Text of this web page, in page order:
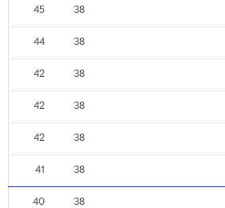
38
45
38
44
38
42
38
42
38
42
38
41
38
40